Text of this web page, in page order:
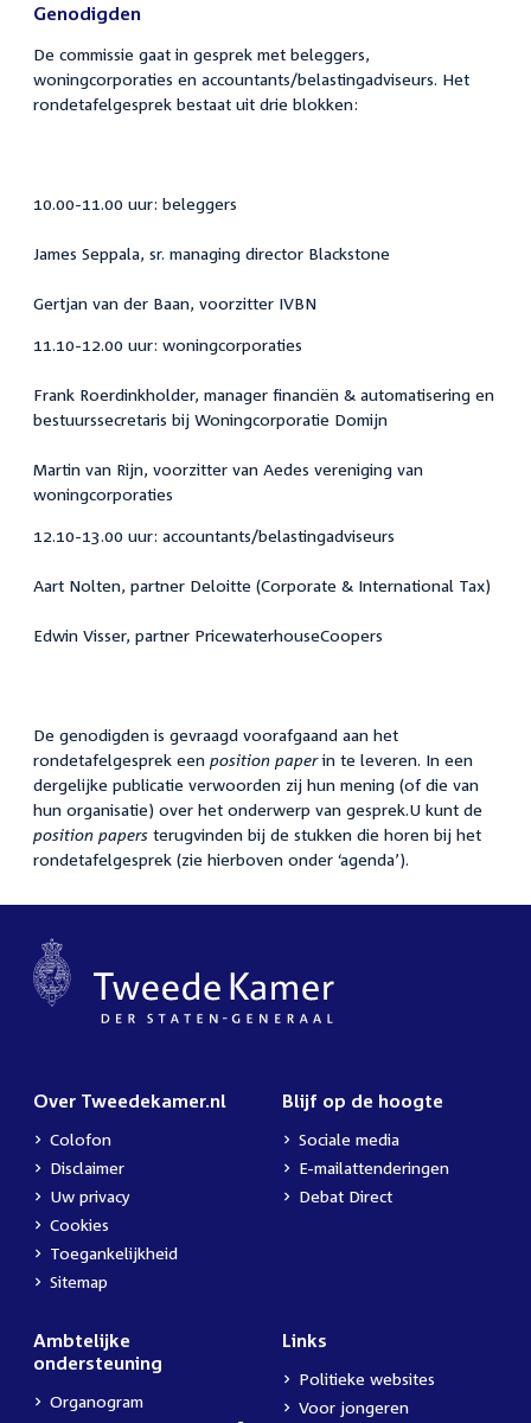
Genodigden
De commissie gaat in gesprek met beleggers,
woningcorporaties en accountants/belastingadviseurs. Het
rondetafelgesprek bestaat uit drie blokken:
10.00-11.00 uur: beleggers
James Seppala, sr. managing director Blackstone
Gertjan van der Baan, voorzitter IVBN
11.10-12.00 uur: woningcorporaties
Frank Roerdinkholder, manager financiën & automatisering en
bestuurssecretaris bij Woningcorporatie Domijn
Martin van Rijn, voorzitter van Aedes vereniging van
woningcorporaties
12.10-13.00 uur: accountants/belastingadviseurs
Aart Nolten, partner Deloitte (Corporate & International Tax)
Edwin Visser, partner PricewaterhouseCoopers
De genodigden is gevraagd voorafgaand aan het
rondetafelgesprek een position paperin te leveren. In een
dergelijke publicatie verwoorden zij hun mening (of die van
hun organisatie) over het onderwerp van gesprek.U kunt de
position papers terugvinden bij de stukken die horen bij het
rondetafelgesprek (zie hierboven onder ‘agenda’).
Over Tweedekamer.nl
Colofon
Disclaimer
Uw privacy
Cookies
Toegankelijkheid
Sitemap
Blijf op de hoogte
Sociale media
E-mailattenderingen
Debat Direct
Ambtelijke
ondersteuning
Organogram
Links
Politieke websites
Voor jongeren